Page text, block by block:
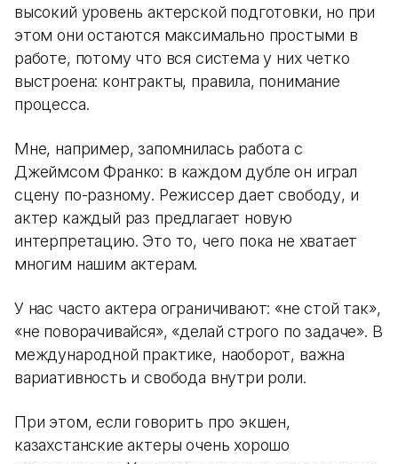
высокий уровень актерской подготовки, но при
этом они остаются максимально простыми в
работе, потому что вся система у них четко
выстроена: контракты, правила, понимание
процесса.
Мне, например, запомнилась работа с
Джеймсом Франко: в каждом дубле он играл
сцену по-разному. Режиссер дает свободу, и
актер каждый раз предлагает новую
интерпретацию. Это то, чего пока не хватает
многим нашим актерам.
У нас часто актера ограничивают: «не стой так»,
«не поворачивайся», «делай строго по задаче». В
международной практике, наоборот, важна
вариативность и свобода внутри роли.
При этом, если говорить про экшен,
казахстанские актеры очень хорошо